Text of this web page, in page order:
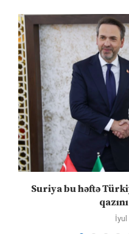
Suriya bu həftə
İyul